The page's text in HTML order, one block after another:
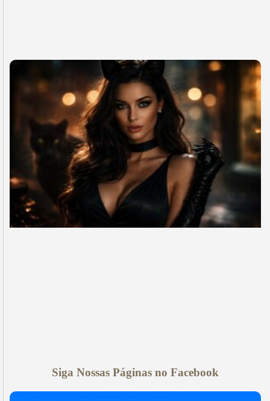
Siga Nossas Páginas no Facebook